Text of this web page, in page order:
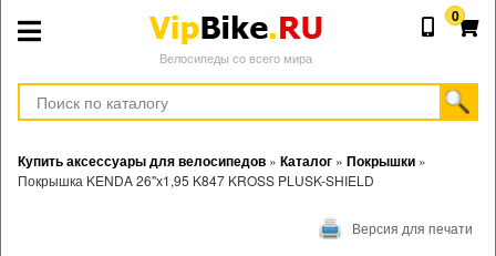
Велосипеды со всего мира
0
Купить аксессуары для велосипедов » Каталог » Покрышки »
Покрышка KENDA 26"х1,95 K847 KROSS PLUSK-SHIELD
Версия для печати